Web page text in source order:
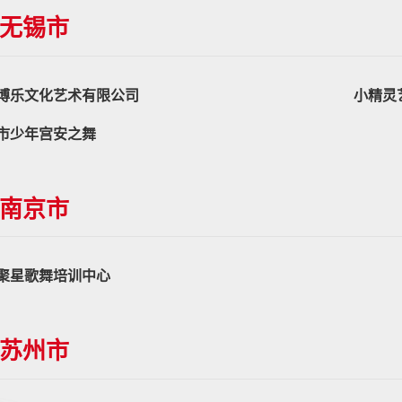
无锡市
乐文化艺术有限公司 小精灵
少年宫安之舞
南京市
星歌舞培训中心
苏州市